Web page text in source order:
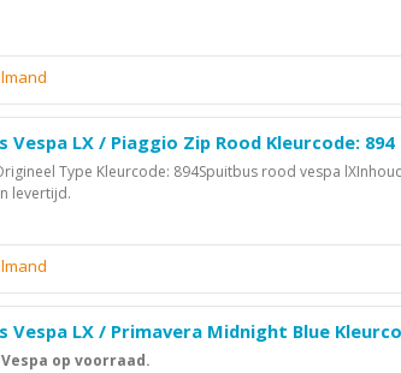
Vespa LX / Piaggio Zip Rood Kleurcode: 894
Type Kleurcode: 894Spuitbus rood vespa
levertijd.
Vespa LX / Primavera Midnight Blue
op voorraad.